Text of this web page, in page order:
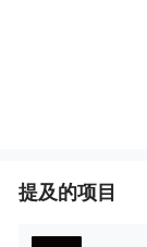
提及的项目